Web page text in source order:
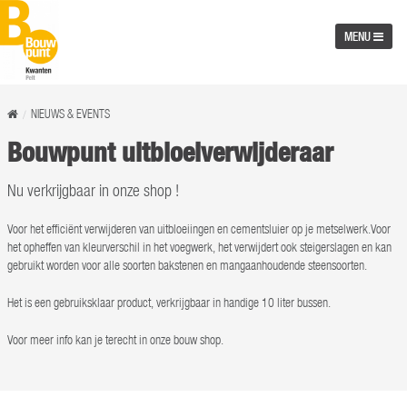
MENU
NIEUWS & EVENTS
Bouwpunt uitbloeiverwijderaar
Nu verkrijgbaar in onze shop !
Voor het efficiënt verwijderen van uitbloeiingen en cementsluier op je metselwerk.Voor
het opheffen van kleurverschil in het voegwerk, het verwijdert ook steigerslagen en kan
gebruikt worden voor alle soorten bakstenen en mangaanhoudende steensoorten.
Het is een gebruiksklaar product, verkrijgbaar in handige 10 liter bussen.
Voor meer info kan je terecht in onze bouw shop.